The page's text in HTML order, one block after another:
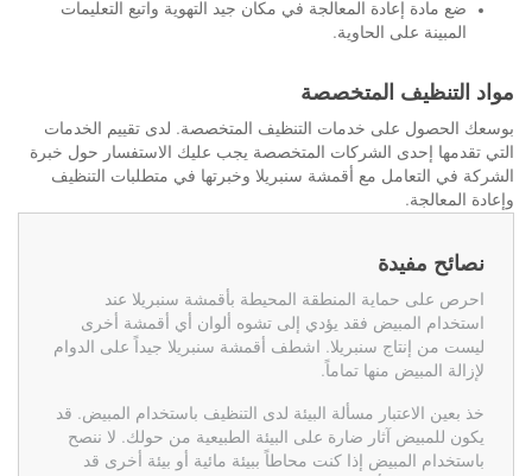
ضع مادة إعادة المعالجة في مكان جيد التهوية واتبع التعليمات
المبينة على الحاوية.
مواد التنظيف المتخصصة
بوسعك الحصول على خدمات التنظيف المتخصصة. لدى تقييم الخدمات
التي تقدمها إحدى الشركات المتخصصة يجب عليك الاستفسار حول خبرة
الشركة في التعامل مع أقمشة سنبريلا وخبرتها في متطلبات التنظيف
وإعادة المعالجة.
نصائح مفيدة
احرص على حماية المنطقة المحيطة بأقمشة سنبريلا عند
استخدام المبيض فقد يؤدي إلى تشوه ألوان أي أقمشة أخرى
ليست من إنتاج سنبريلا. اشطف أقمشة سنبريلا جيداً على الدوام
لإزالة المبيض منها تماماً.
خذ بعين الاعتبار مسألة البيئة لدى التنظيف باستخدام المبيض. قد
يكون للمبيض آثار ضارة على البيئة الطبيعية من حولك. لا ننصح
باستخدام المبيض إذا كنت محاطاً ببيئة مائية أو بيئة أخرى قد